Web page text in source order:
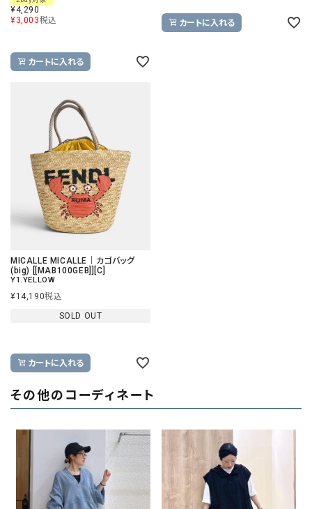
¥4,290
¥3,003税込
カートに入れる
カートに入れる
MICALLE MICALLE｜カゴバッグ
(big) [[MAB100GEB]][C]
Y1.YELLOW
¥14,190税込
SOLD OUT
カートに入れる
その他のコーディネート